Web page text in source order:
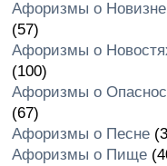
Афоризмы о Новизне
(57)
Афоризмы о
(100)
Афоризмы о
(67)
Афоризмы о Песне
Афоризмы о Пище